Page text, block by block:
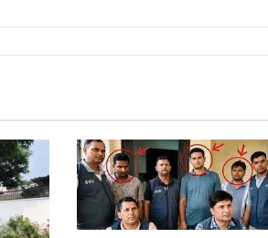
पलटू
राम
नाम
दिया